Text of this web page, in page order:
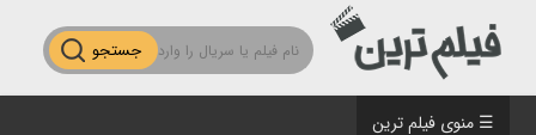
جستجو
☰ منوی فیلم ترین